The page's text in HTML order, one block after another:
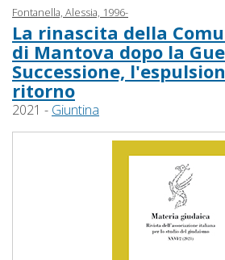
Fontanella, Alessia, 1996-
La rinascita della
di Mantova dopo la
Successione,
ritorno
2021 - Giuntina